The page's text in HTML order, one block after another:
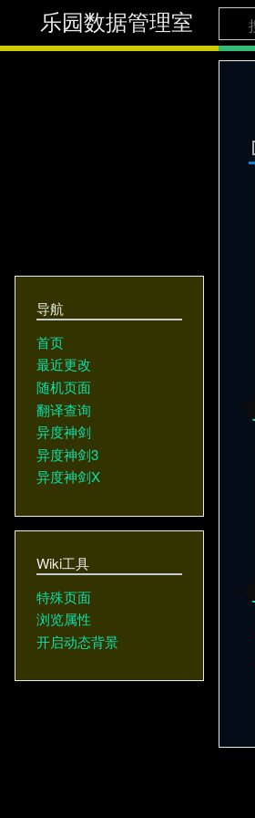
乐园数据管理室
导航
首页
最近更改
随机页面
翻译查询
异度神剑
异度神剑3
异度神剑X
Wiki工具
特殊页面
浏览属性
开启动态背景